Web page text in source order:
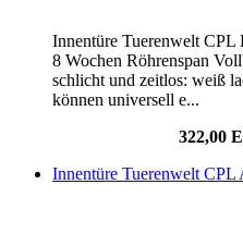
Innentüre Tuerenwelt
8 Wochen Röhrenspan
schlicht und zeitlos: weiß
können universell e...
322,00
Innentüre Tuerenwelt CPL